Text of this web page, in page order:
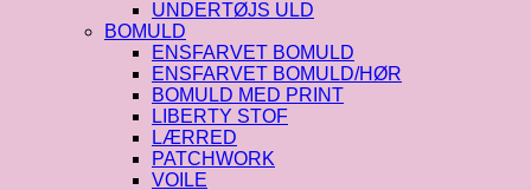
UNDERTØJS ULD
BOMULD
ENSFARVET BOMULD
ENSFARVET BOMULD/HØR
BOMULD MED PRINT
LIBERTY STOF
LÆRRED
PATCHWORK
VOILE